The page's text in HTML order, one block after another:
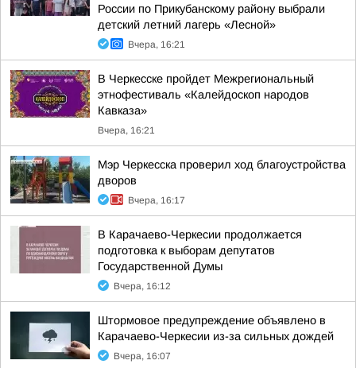
России по Прикубанскому району выбрали
детский летний лагерь «Лесной»
Вчера, 16:21
В Черкесске пройдет Межрегиональный
этнофестиваль «Калейдоскоп народов
Кавказа»
Вчера, 16:21
Мэр Черкесска проверил ход благоустройства
дворов
Вчера, 16:17
В Карачаево-Черкесии продолжается
подготовка к выборам депутатов
Государственной Думы
Вчера, 16:12
Штормовое предупреждение объявлено в
Карачаево-Черкесии из-за сильных дождей
Вчера, 16:07